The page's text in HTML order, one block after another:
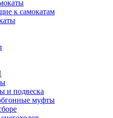
к самокатам
и подвеска
муфты